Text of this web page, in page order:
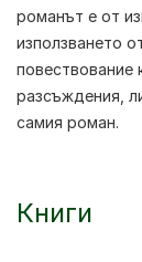
романът е от
използването
повествование
разсъждения,
самия роман.
Книги